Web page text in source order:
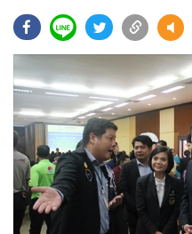
• คอลัมนิสต์
• ละคร
• CbizReview
• Cyber BIZ
• ผู้จัดกวน
• Good health & Well-being
• Green Innovation & SD
Management & HR